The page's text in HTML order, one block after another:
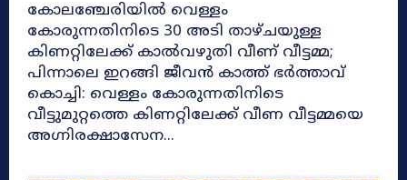
കോലഞ്ചേരിയിൽ വെള്ളം
കോരുന്നതിനിടെ 30 അടി താഴ്ചയുള്ള
കിണറ്റിലേക്ക് കാൽവഴുതി വീണ് വീട്ടമ്മ;
പിന്നാലെ ഇറങ്ങി ജീവൻ കാത്ത് ഭർത്താവ്
കൊച്ചി: വെള്ളം കോരുന്നതിനിടെ
വീട്ടുമുറ്റത്തെ കിണറ്റിലേക്ക് വീണ വീട്ടമ്മയെ
അഗ്നിരക്ഷാസേന...